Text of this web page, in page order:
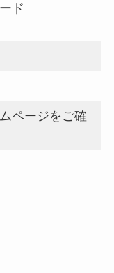
ド
ページをご確